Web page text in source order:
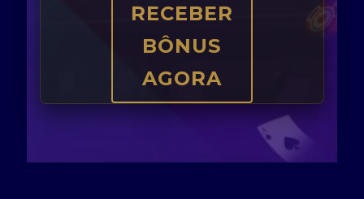
RECEBER
BÔNUS
AGORA